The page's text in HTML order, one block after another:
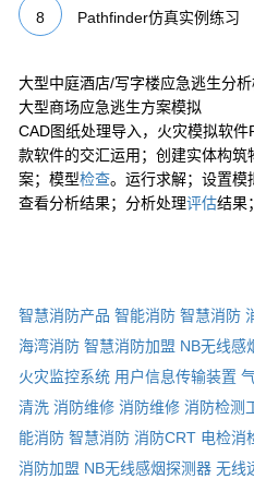
8 Pathfinder仿真实例练习
大型中庭酒店/写字楼应急逃生分析
大型商场应急逃生方案模拟
CAD图纸处理导入，火灾模拟软
款软件的交汇运用；创建实体构
案；模型检查。运行求解；设置模
查看分析结果；分析处理评估结果
智慧消防产品 智能消防 智慧消防
海湾消防 智慧消防加盟 NB无线感
火灾监控系统 用户信息传输装置
清洗 消防维修 消防维修 消防检测
能消防 智慧消防 消防CRT 电检消
消防加盟 NB无线感烟探测器 无线